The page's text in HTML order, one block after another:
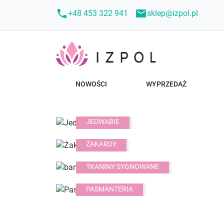
call+48 453 322 941 mailsklep@izpol.pl
NOWOŚCI WYPRZEDAŻ
JEDWABIE
ŻAKARDY
TKANINY SYGNOWANE
PASMANTERIA